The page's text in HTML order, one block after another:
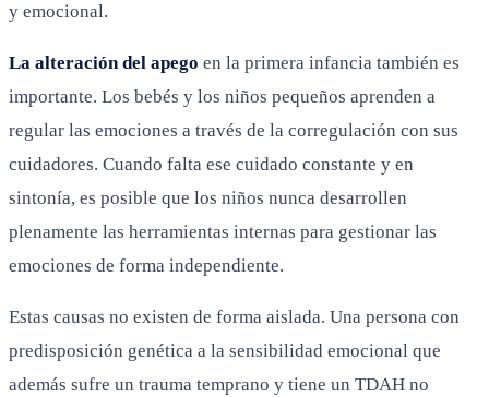
y emocional.
La alteración del apego en la primera infancia también es
importante. Los bebés y los niños pequeños aprenden a
regular las emociones a través de la corregulación con sus
cuidadores. Cuando falta ese cuidado constante y en
sintonía, es posible que los niños nunca desarrollen
plenamente las herramientas internas para gestionar las
emociones de forma independiente.
Estas causas no existen de forma aislada. Una persona con
predisposición genética a la sensibilidad emocional que
además sufre un trauma temprano y tiene un TDAH no